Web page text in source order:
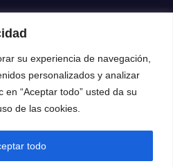
su experiencia de navegación,
personalizados y analizar
en “Aceptar todo” usted da su
de las cookies.
todo